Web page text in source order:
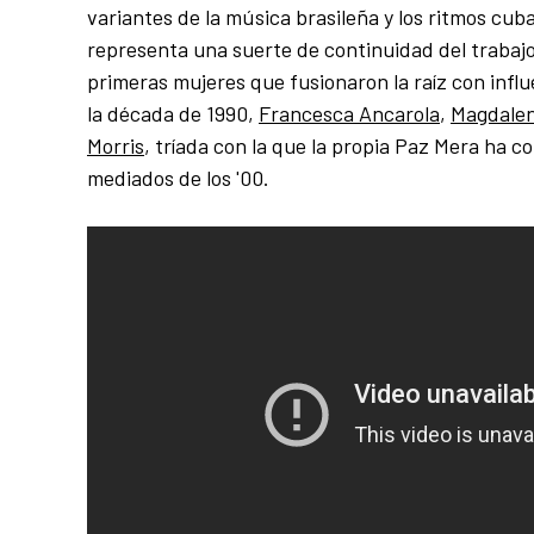
variantes de la música brasileña y los ritmos
representa una suerte de continuidad del
primeras mujeres que fusionaron la raíz con
la década de 1990, Francesca Ancarola,
Morris, tríada con la que la propia Paz Mera ha
mediados de los '00.